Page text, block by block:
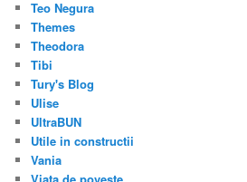
Teo Negura
Themes
Theodora
Tibi
Tury's Blog
Ulise
UltraBUN
Utile in constructii
Vania